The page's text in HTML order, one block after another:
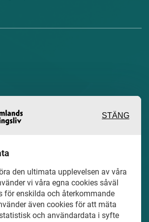
och reportage
lokala näringslivet och
en hel del annan
STÄNG
den ultimata upplevelsen av våra
vi våra egna cookies såväl
för enskilda och återkommande
även cookies för att mäta
och användardata i syfte